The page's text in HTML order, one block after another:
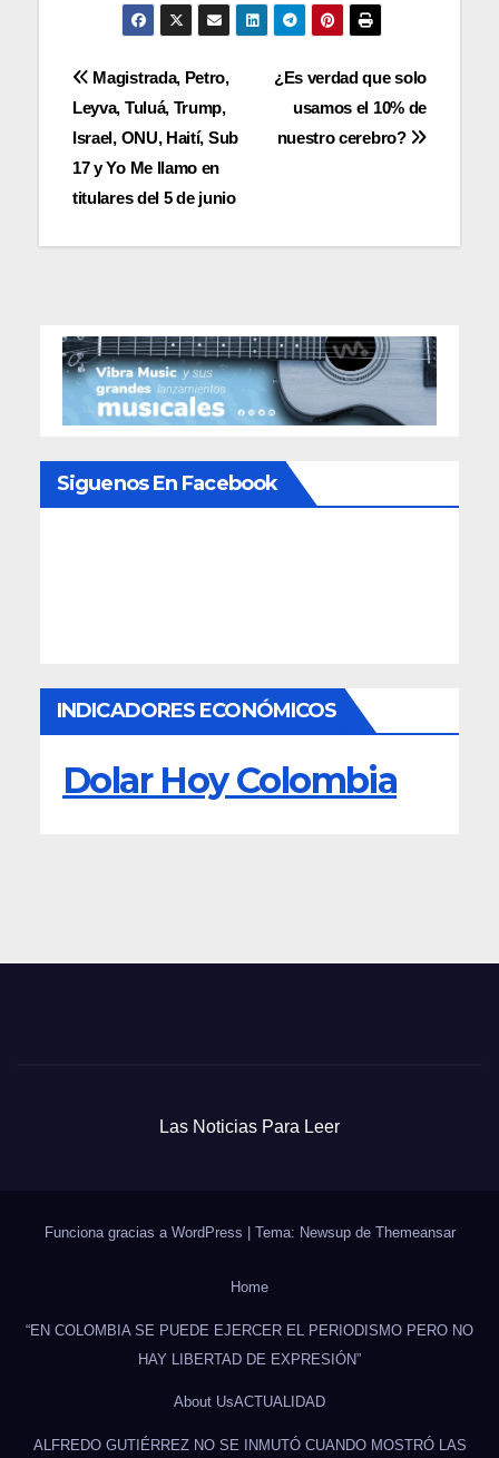
Navegación
de
entradas
¿Es verdad que solo
usamos el 10% de
nuestro cerebro?
Magistrada, Petro,
Leyva, Tuluá, Trump,
Israel, ONU, Haití, Sub
17 y Yo Me llamo en
titulares del 5 de junio
Siguenos En Facebook
INDICADORES ECONÓMICOS
Dolar Hoy Colombia
Las Noticias Para Leer
Funciona gracias a WordPress Tema: Newsup de Themeansar
Home
“EN COLOMBIA SE PUEDE EJERCER EL PERIODISMO PERO NO
HAY LIBERTAD DE EXPRESIÓN”
About UsACTUALIDAD
ALFREDO GUTIÉRREZ NO SE INMUTÓ CUANDO MOSTRÓ LAS